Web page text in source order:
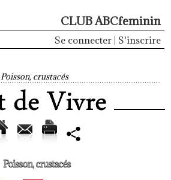
CLUB ABCfeminin
Se connecter S'inscrire
Poisson, crustacés
Poisson, crustacés